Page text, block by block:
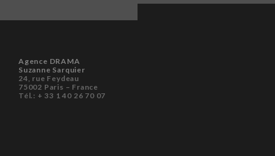
Agence DRAMA
Suzanne Sarquier
24, rue Feydeau
75002 Paris – France
Tél.: + 33 1 40 26 70 07